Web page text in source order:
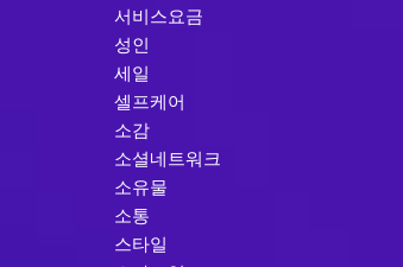
서비스요금
성인
세일
셀프케어
소감
소셜네트워크
소유물
소통
스타일